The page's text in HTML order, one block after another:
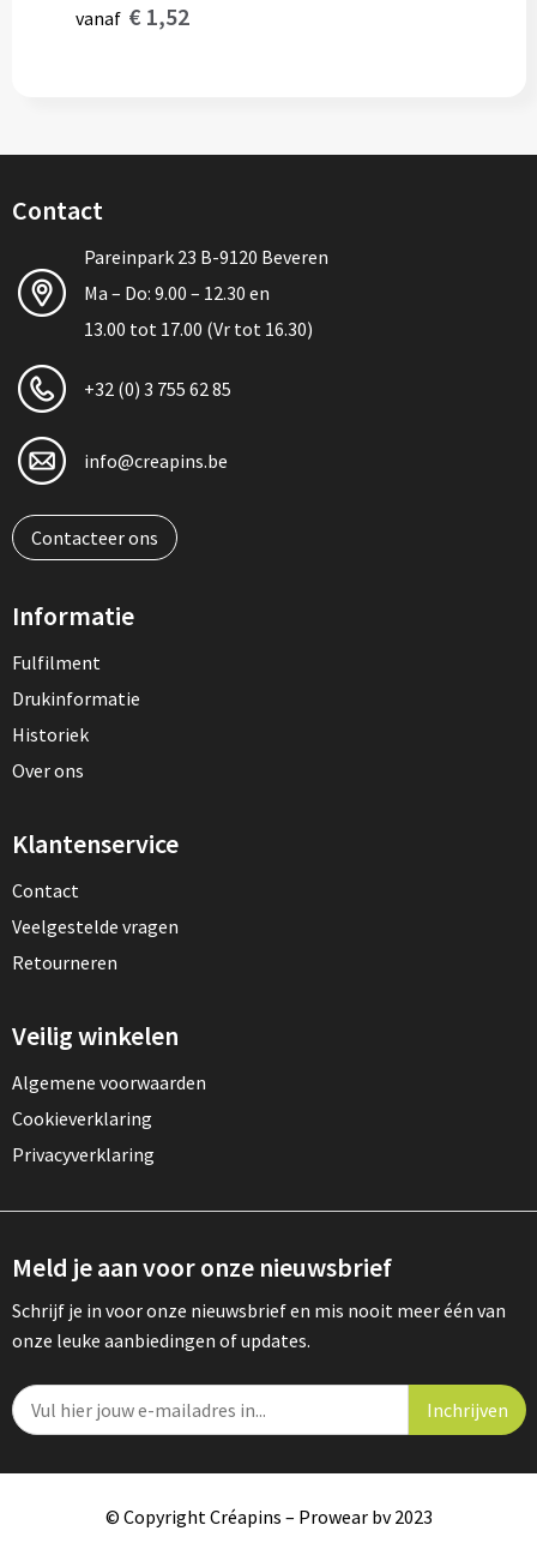
vanaf € 1,52
Contact
Pareinpark 23 B-9120 Beveren
Ma – Do: 9.00 – 12.30 en
13.00 tot 17.00 (Vr tot 16.30)
+32 (0) 3 755 62 85
info@creapins.be
Contacteer ons
Informatie
Fulfilment
Drukinformatie
Historiek
Over ons
Klantenservice
Contact
Veelgestelde vragen
Retourneren
Veilig winkelen
Algemene voorwaarden
Cookieverklaring
Privacyverklaring
Meld je aan voor onze nieuwsbrief
Schrijf je in voor onze nieuwsbrief en mis nooit meer één van
onze leuke aanbiedingen of updates.
© Copyright Créapins – Prowear bv 2023